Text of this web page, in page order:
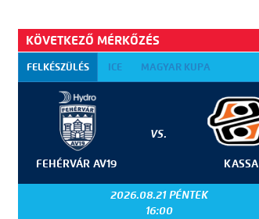
KÖVETKEZŐ MÉRKŐZÉS
FELKÉSZÜLÉS ICE MAGYAR KUPA
FEHÉRVÁR AV19
VS.
KASSA
2026.08.21 PÉNTEK
16:00